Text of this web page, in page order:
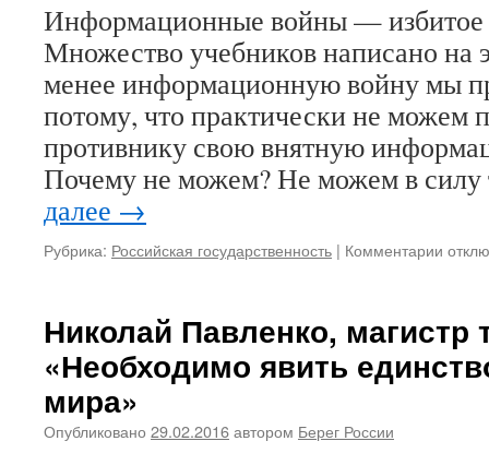
Информационные войны — избитое
Множество учебников написано
менее информационную войну мы
потому, что практически не можем
противнику свою внятную
Почему не можем? Не можем в
далее →
Рубрика: Российская государственность | Комментарии к
«Нас
будут
Николай Павленко, магистр
«Необходимо явить
мира»
Опубликовано 29.02.2016автором Берег России